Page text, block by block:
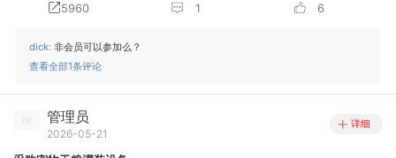
5960 1 6
dick: 非会员可以参加么？
查看全部1条评论
管理员
2026-05-21
详细